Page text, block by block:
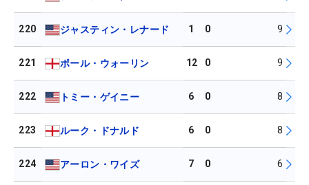
220 ジャスティン・レナード 1 0 9
221 ポール・ウォーリン 12 0 9
222 トミー・ゲイニー 6 0 8
223 ルーク・ドナルド 6 0 8
224 アーロン・ワイズ 7 0 6